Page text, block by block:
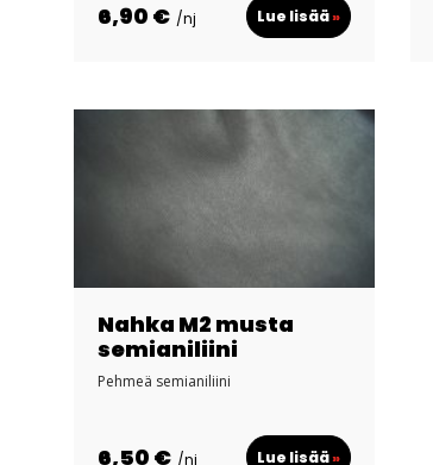
6,90 € /nj Lue lisää»
Nahka M2 musta
semianiliini
Pehmeä semianiliini
6,50 € /nj Lue lisää»